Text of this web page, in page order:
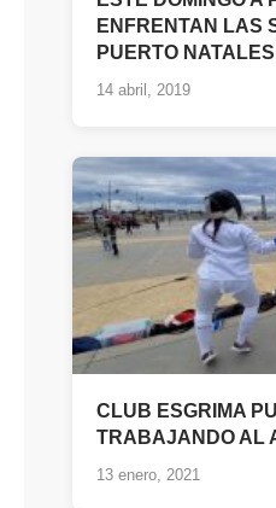
ENFRENTAN LAS
PUERTO NATALES
14 abril, 2019
CLUB ESGRIMA
TRABAJANDO AL
13 enero, 2021